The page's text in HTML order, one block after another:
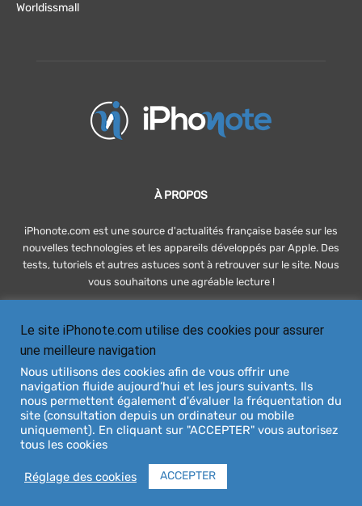
Worldissmall
À PROPOS
iPhonote.com est une source d'actualités française basée sur les
nouvelles technologies et les appareils développés par Apple. Des
tests, tutoriels et autres astuces sont à retrouver sur le site. Nous
vous souhaitons une agréable lecture !
À PROPOS
PUBLICITÉ / ADVERTISING
MENTIONS LÉGALES
Le site iPhonote.com utilise des cookies pour assurer
une meilleure navigation
Nous utilisons des cookies afin de vous offrir une
navigation fluide aujourd’hui et les jours suivants. Ils
nous permettent également d'évaluer la fréquentation du
site (consultation depuis un ordinateur ou mobile
uniquement). En cliquant sur "ACCEPTER" vous autorisez
tous les cookies
Réglage des cookies ACCEPTER